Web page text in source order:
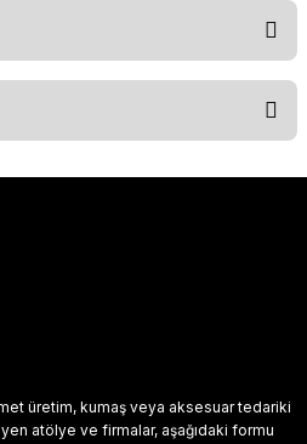
ürün açıklamalarında ve diğer
veya görüntülenemiyor.
bilgiler bulunuyor.
daha pahalı.
üretim, kumaş veya aksesuar tedariki
atölye ve firmalar, aşağıdaki formu